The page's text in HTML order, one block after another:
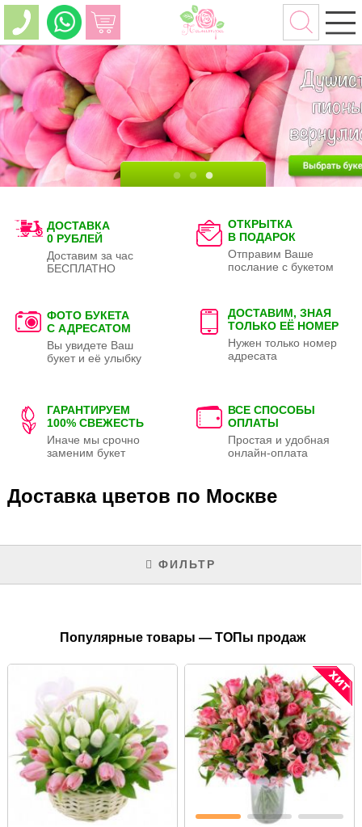
ДОСТАВКА
0 РУБЛЕЙ
Доставим за час
БЕСПЛАТНО
ОТКРЫТКА
В ПОДАРОК
Отправим Ваше
послание с букетом
ФОТО БУКЕТА
С АДРЕСАТОМ
Вы увидете Ваш
букет и её улыбку
ДОСТАВИМ, ЗНАЯ
ТОЛЬКО ЕЁ НОМЕР
Нужен только номер
адресата
ГАРАНТИРУЕМ
100% СВЕЖЕСТЬ
Иначе мы срочно
заменим букет
ВСЕ СПОСОБЫ
ОПЛАТЫ
Простая и удобная
онлайн-оплата
Доставка цветов по Москве
ФИЛЬТР
Популярные товары — ТОПы продаж